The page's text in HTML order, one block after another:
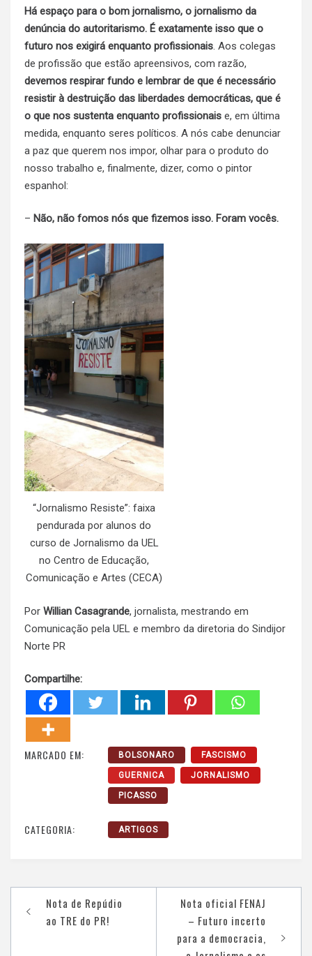
Há espaço para o bom jornalismo, o jornalismo da
denúncia do autoritarismo. É exatamente isso que o
futuro nos exigirá enquanto profissionais. Aos colegas
de profissão que estão apreensivos, com razão,
devemos respirar fundo e lembrar de que é necessário
resistir à destruição das liberdades democráticas, que é
o que nos sustenta enquanto profissionais e, em última
medida, enquanto seres políticos. A nós cabe denunciar
a paz que querem nos impor, olhar para o produto do
nosso trabalho e, finalmente, dizer, como o pintor
espanhol:
– Não, não fomos nós que fizemos isso. Foram vocês.
“Jornalismo Resiste”: faixa
pendurada por alunos do
curso de Jornalismo da UEL
no Centro de Educação,
Comunicação e Artes (CECA)
Por Willian Casagrande, jornalista, mestrando em
Comunicação pela UEL e membro da diretoria do Sindijor
Norte PR
Compartilhe:
MARCADO EM: BOLSONARO FASCISMO
GUERNICA JORNALISMO
PICASSO
CATEGORIA: ARTIGOS
Navegação
de
Nota de Repúdio
ao TRE do PR!
Nota oficial FENAJ
– Futuro incerto
para a democracia,